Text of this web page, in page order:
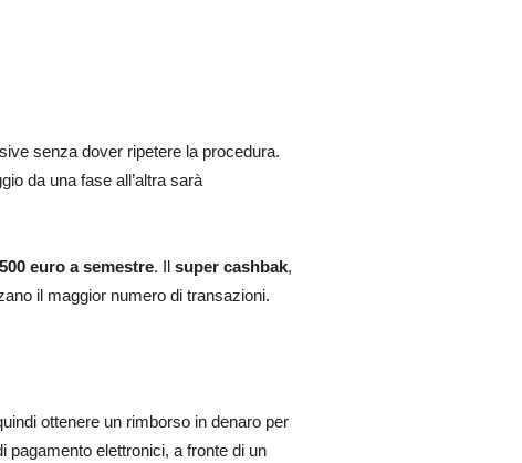
senza dover ripetere la procedura.
da una fase all’altra sarà
euro a semestre. Il super cashbak,
il maggior numero di transazioni.
ottenere un rimborso in denaro per
pagamento elettronici, a fronte di un